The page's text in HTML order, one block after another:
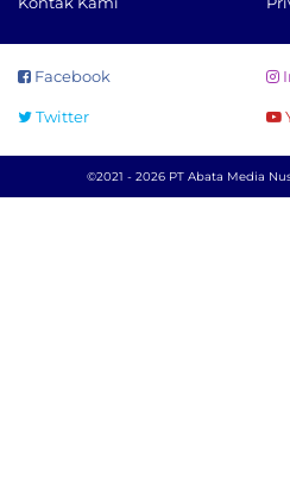
Facebook
Twitter
©2021 - 2026 PT Abata Media